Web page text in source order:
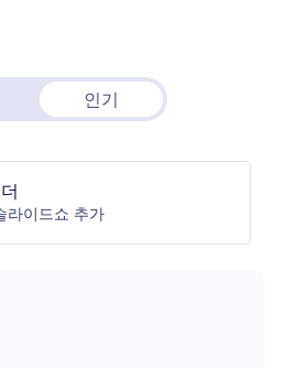
인기
라이드쇼 추가